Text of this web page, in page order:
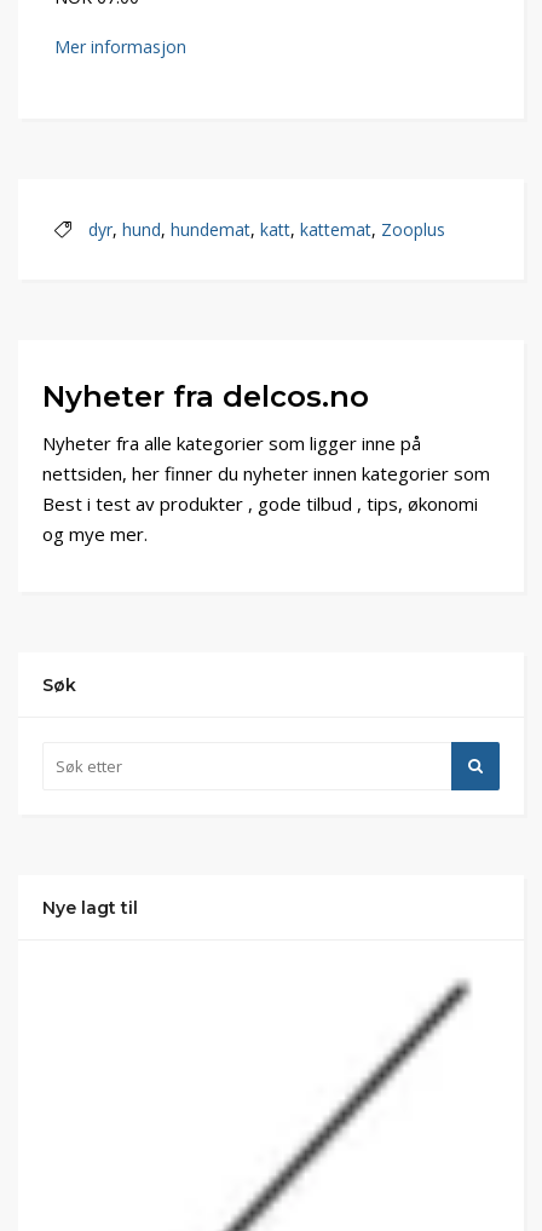
Mer informasjon
dyr, hund, hundemat, katt, kattemat, Zooplus
Nyheter fra delcos.no
Nyheter fra alle kategorier som ligger inne på
nettsiden, her finner du nyheter innen kategorier som
Best i test av produkter , gode tilbud , tips, økonomi
og mye mer.
Søk
Nye lagt til